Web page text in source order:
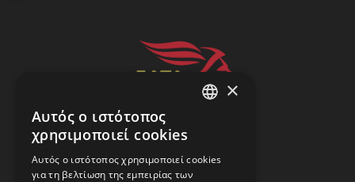
×
Αυτός ο ιστότοπος
χρησιμοποιεί cookies
Αυτός ο ιστότοπος χρησιμοποιεί cookies
για τη βελτίωση της εμπειρίας των